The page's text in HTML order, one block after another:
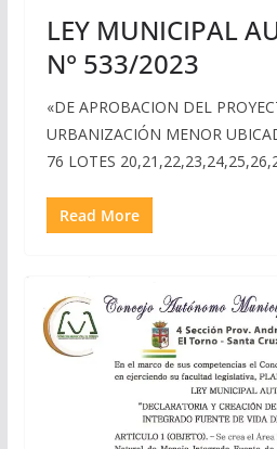
LEY MUNICIPAL
N° 533/2023
«DE APROBACION DEL
URBANIZACIÓN MENOR
76 LOTES
Read More